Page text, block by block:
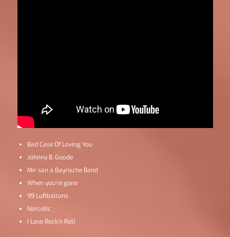
Bad Case Of Loving You
Johnny B. Goode
Mir san a Bayrische Band
When you’re gone
99 Luftballons
Narcotic
I Love Rock’n Roll